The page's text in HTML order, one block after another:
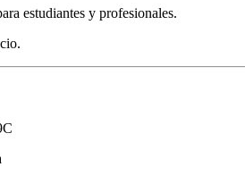
estudiantes y profesionales.